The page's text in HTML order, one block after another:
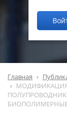
Главная
БИОПОЛИМЕРНЫЕ